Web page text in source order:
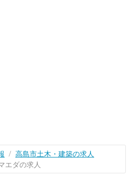
高島市土木・建築の求人
エダの求人